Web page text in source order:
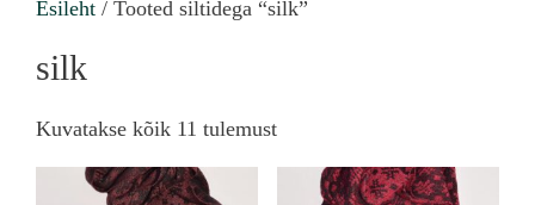
Esileht / Tooted siltidega “silk”
silk
Kuvatakse kõik 11 tulemustSorted
latest